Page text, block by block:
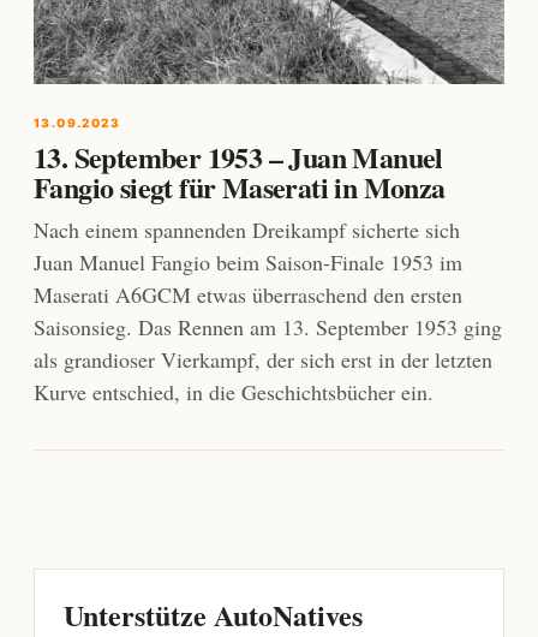
13.09.2023
13. September 1953 – Juan Manuel
Fangio siegt für Maserati in Monza
Nach einem spannenden Dreikampf sicherte sich
Juan Manuel Fangio beim Saison-Finale 1953 im
Maserati A6GCM etwas überraschend den ersten
Saisonsieg. Das Rennen am 13. September 1953 ging
als grandioser Vierkampf, der sich erst in der letzten
Kurve entschied, in die Geschichtsbücher ein.
Unterstütze AutoNatives